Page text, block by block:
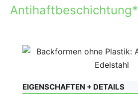
Antihaftbeschichtung*
EIGENSCHAFTEN + DETAILS